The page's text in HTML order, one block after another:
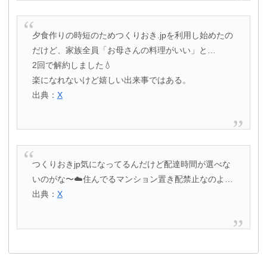
夕食作りの時短のためつくりおき.jpを利用し始めたの
だけど、家族全員「お母さんの料理がいい」と…
2回で解約しました💧
楽になれないけど嬉しい出来事ではある。
出典： X
つくりおきjp気になってるんだけど配達時間が選べな
いのがな〜☁️住んでるマンション置き配禁止なのよ…
出典： X